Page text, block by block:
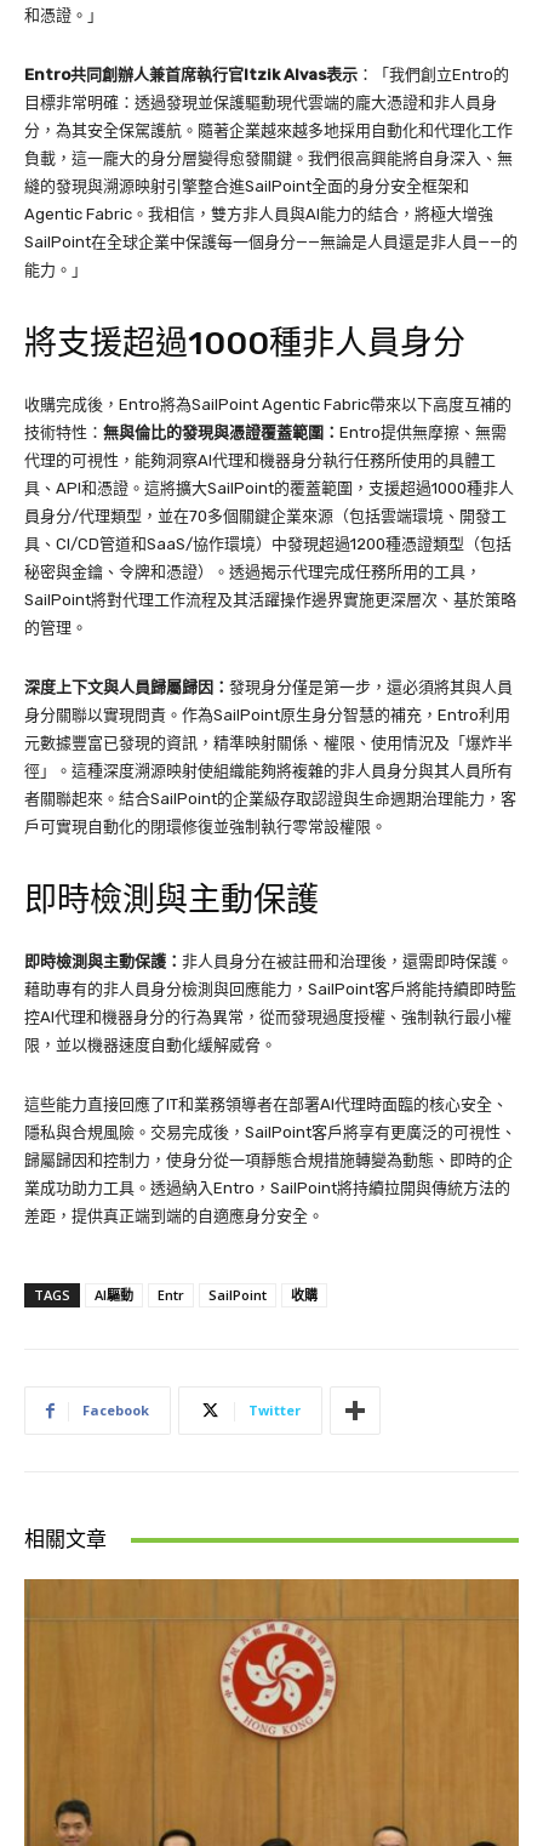
和憑證。」
Entro共同創辦人兼首席執行官Itzik Alvas表示 ：「我們創立Entro的
目標非常明確：透過發現並保護驅動現代雲端的龐大憑證和非人員身
分，為其安全保駕護航。隨著企業越來越多地採用自動化和代理化工作
負載，這一龐大的身分層變得愈發關鍵。我們很高興能將自身深入、無
縫的發現與溯源映射引擎整合進SailPoint全面的身分安全框架和
Agentic Fabric。我相信，雙方非人員與AI能力的結合，將極大增強
SailPoint在全球企業中保護每一個身分——無論是人員還是非人員——的
能力。」
將支援超過1000種非人員身分
收購完成後，Entro將為SailPoint Agentic Fabric帶來以下高度互補的
技術特性： 無與倫比的發現與憑證覆蓋範圍： Entro提供無摩擦、無需
代理的可視性，能夠洞察AI代理和機器身分執行任務所使用的具體工
具、API和憑證。這將擴大SailPoint的覆蓋範圍，支援超過1000種非人
員身分/代理類型，並在70多個關鍵企業來源（包括雲端環境、開發工
具、CI/CD管道和SaaS/協作環境）中發現超過1200種憑證類型（包括
秘密與金鑰、令牌和憑證）。透過揭示代理完成任務所用的工具，
SailPoint將對代理工作流程及其活躍操作邊界實施更深層次、基於策略
的管理。
深度上下文與人員歸屬歸因： 發現身分僅是第一步，還必須將其與人員
身分關聯以實現問責。作為SailPoint原生身分智慧的補充，Entro利用
元數據豐富已發現的資訊，精準映射關係、權限、使用情況及「爆炸半
徑」。這種深度溯源映射使組織能夠將複雜的非人員身分與其人員所有
者關聯起來。結合SailPoint的企業級存取認證與生命週期治理能力，客
戶可實現自動化的閉環修復並強制執行零常設權限。
即時檢測與主動保護
即時檢測與主動保護： 非人員身分在被註冊和治理後，還需即時保護。
藉助專有的非人員身分檢測與回應能力，SailPoint客戶將能持續即時監
控AI代理和機器身分的行為異常，從而發現過度授權、強制執行最小權
限，並以機器速度自動化緩解威脅。
這些能力直接回應了IT和業務領導者在部署AI代理時面臨的核心安全、
隱私與合規風險。交易完成後，SailPoint客戶將享有更廣泛的可視性、
歸屬歸因和控制力，使身分從一項靜態合規措施轉變為動態、即時的企
業成功助力工具。透過納入Entro，SailPoint將持續拉開與傳統方法的
差距，提供真正端到端的自適應身分安全。
TAGS AI驅動 Entr SailPoint 收購
Facebook Twitter
相關文章